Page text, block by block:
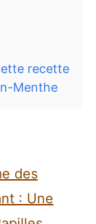
recette
Menthe
des
: Une